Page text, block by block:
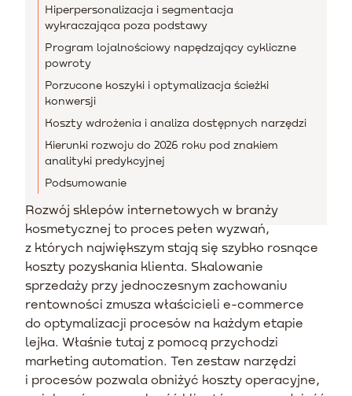
Hiperpersonalizacja i segmentacja
wykraczająca poza podstawy
Program lojalnościowy napędzający cykliczne
powroty
Porzucone koszyki i optymalizacja ścieżki
konwersji
Koszty wdrożenia i analiza dostępnych narzędzi
Kierunki rozwoju do 2026 roku pod znakiem
analityki predykcyjnej
Podsumowanie
Rozwój sklepów internetowych w branży
kosmetycznej to proces pełen wyzwań,
z których największym stają się szybko rosnące
koszty pozyskania klienta. Skalowanie
sprzedaży przy jednoczesnym zachowaniu
rentowności zmusza właścicieli e-commerce
do optymalizacji procesów na każdym etapie
lejka. Właśnie tutaj z pomocą przychodzi
marketing automation. Ten zestaw narzędzi
i procesów pozwala obniżyć koszty operacyjne,